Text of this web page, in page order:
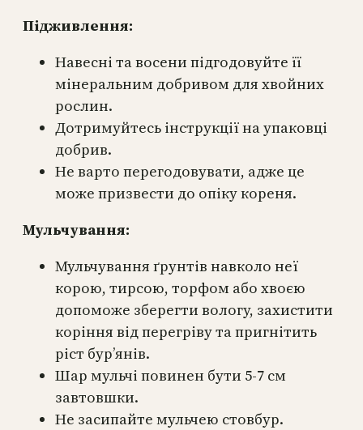
Підживлення:
Навесні та восени підгодовуйте її
мінеральним добривом для хвойних
рослин.
Дотримуйтесь інструкції на упаковці
добрив.
Не варто перегодовувати, адже це
може призвести до опіку кореня.
Мульчування:
Мульчування ґрунтів навколо неї
корою, тирсою, торфом або хвоєю
допоможе зберегти вологу, захистити
коріння від перегріву та пригнітить
ріст бур’янів.
Шар мульчі повинен бути 5-7 см
завтовшки.
Не засипайте мульчею стовбур.